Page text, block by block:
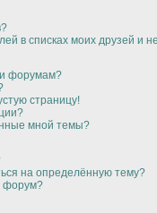
в списках моих друзей и
форумам?
страницу!
мной темы?
на определённую тему?
форум?